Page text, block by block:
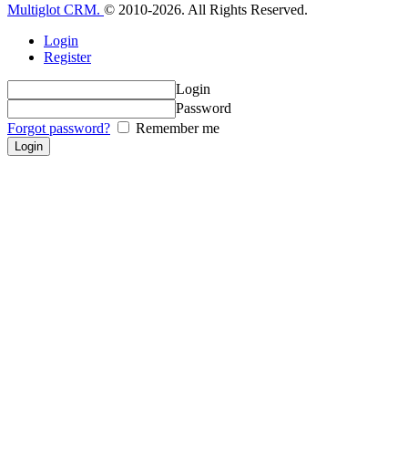
Multiglot CRM. © 2010-2026. All Rights Reserved.
Login
Register
Login
Password
Forgot password?
Remember me